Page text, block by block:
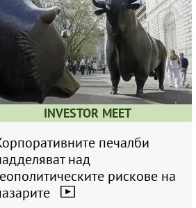
INVESTOR MEET
печалби
над
рискове на